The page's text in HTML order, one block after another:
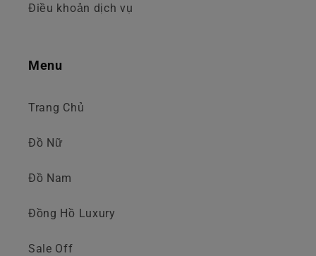
Điều khoản dịch vụ
Menu
Trang Chủ
Đồ Nữ
Đồ Nam
Đồng Hồ Luxury
Sale Off